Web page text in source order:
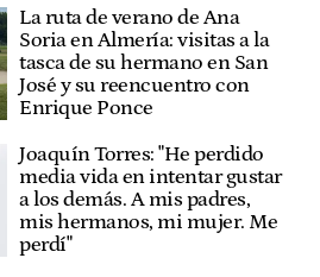
La ruta de verano de Ana
Soria en Almería: visitas a la
tasca de su hermano en San
José y su reencuentro con
Enrique Ponce
Joaquín Torres: "He perdido
media vida en intentar gustar
a los demás. A mis padres,
mis hermanos, mi mujer. Me
perdí"